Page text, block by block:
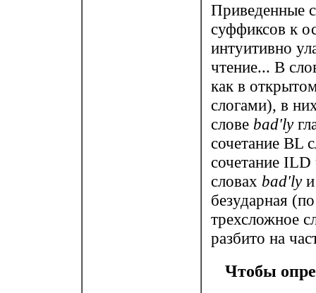
Приведенные
суффиксов к
интуитивно
чтение... В
как в
слогами), в
слове bad'ly
сочетание BL
сочетание ILD
словах bad'ly
безударная
трехсложное
разбито на
Чтобы